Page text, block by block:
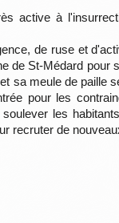
active à
de ruse et
de St-Médard pour
sa meule de paille
pour les
les
recruter de